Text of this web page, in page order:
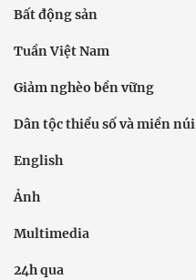
Bất động sản
Tuần Việt Nam
Giảm nghèo bền vững
Dân tộc thiểu số và miền núi
English
Ảnh
Multimedia
24h qua